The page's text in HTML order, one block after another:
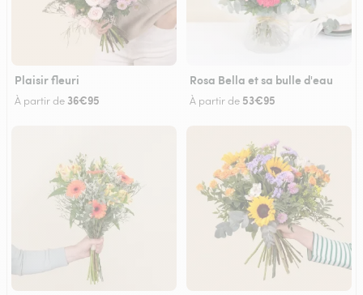
Plaisir fleuri
À partir de 36€95
Rosa Bella et sa bulle d'eau
À partir de 53€95